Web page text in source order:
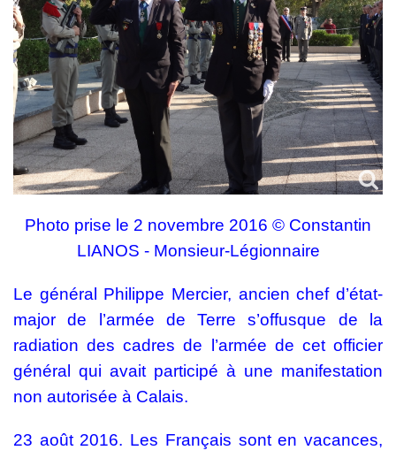
Photo prise le 2 novembre 2016 © Constantin
LIANOS - Monsieur-Légionnaire
Le général Philippe Mercier, ancien chef d’état-
major de l’armée de Terre s’offusque de la
radiation des cadres de l’armée de cet officier
général qui avait participé à une manifestation
non autorisée à Calais.
23 août 2016. Les Français sont en vacances,